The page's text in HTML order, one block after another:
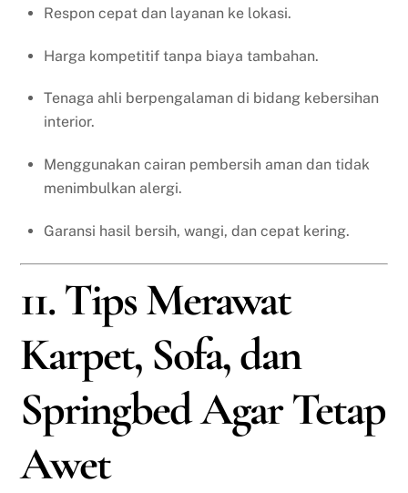
Respon cepat dan layanan ke lokasi.
Harga kompetitif tanpa biaya tambahan.
Tenaga ahli berpengalaman di bidang kebersihan
interior.
Menggunakan cairan pembersih aman dan tidak
menimbulkan alergi.
Garansi hasil bersih, wangi, dan cepat kering.
11. Tips Merawat
Karpet, Sofa, dan
Springbed Agar Tetap
Awet